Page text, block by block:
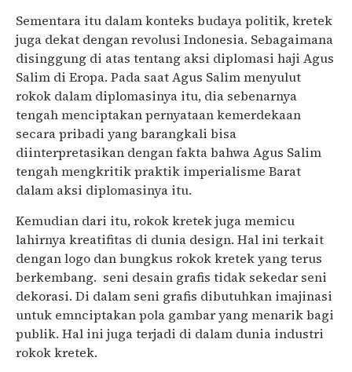
Sementara itu dalam konteks budaya politik, kretek
juga dekat dengan revolusi Indonesia. Sebagaimana
disinggung di atas tentang aksi diplomasi haji Agus
Salim di Eropa. Pada saat Agus Salim menyulut
rokok dalam diplomasinya itu, dia sebenarnya
tengah menciptakan pernyataan kemerdekaan
secara pribadi yang barangkali bisa
diinterpretasikan dengan fakta bahwa Agus Salim
tengah mengkritik praktik imperialisme Barat
dalam aksi diplomasinya itu.
Kemudian dari itu, rokok kretek juga memicu
lahirnya kreatifitas di dunia design. Hal ini terkait
dengan logo dan bungkus rokok kretek yang terus
berkembang. seni desain grafis tidak sekedar seni
dekorasi. Di dalam seni grafis dibutuhkan imajinasi
untuk emnciptakan pola gambar yang menarik bagi
publik. Hal ini juga terjadi di dalam dunia industri
rokok kretek.